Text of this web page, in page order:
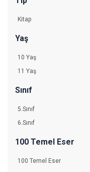
Kitap
Yaş
10 Yaş
11 Yaş
Sınıf
5.Sınıf
6.Sınıf
100 Temel Eser
100 Temel Eser